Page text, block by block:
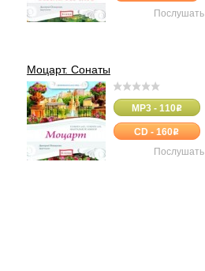
Послушать
Моцарт. Сонаты
MP3 - 110o
CD - 160o
Послушать